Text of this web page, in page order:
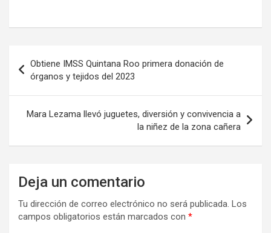
de
entradas
Obtiene IMSS Quintana Roo primera donación de
órganos y tejidos del 2023
Mara Lezama llevó juguetes, diversión y convivencia a
la niñez de la zona cañera
Deja un comentario
Tu dirección de correo electrónico no será publicada. Los
campos obligatorios están marcados con *